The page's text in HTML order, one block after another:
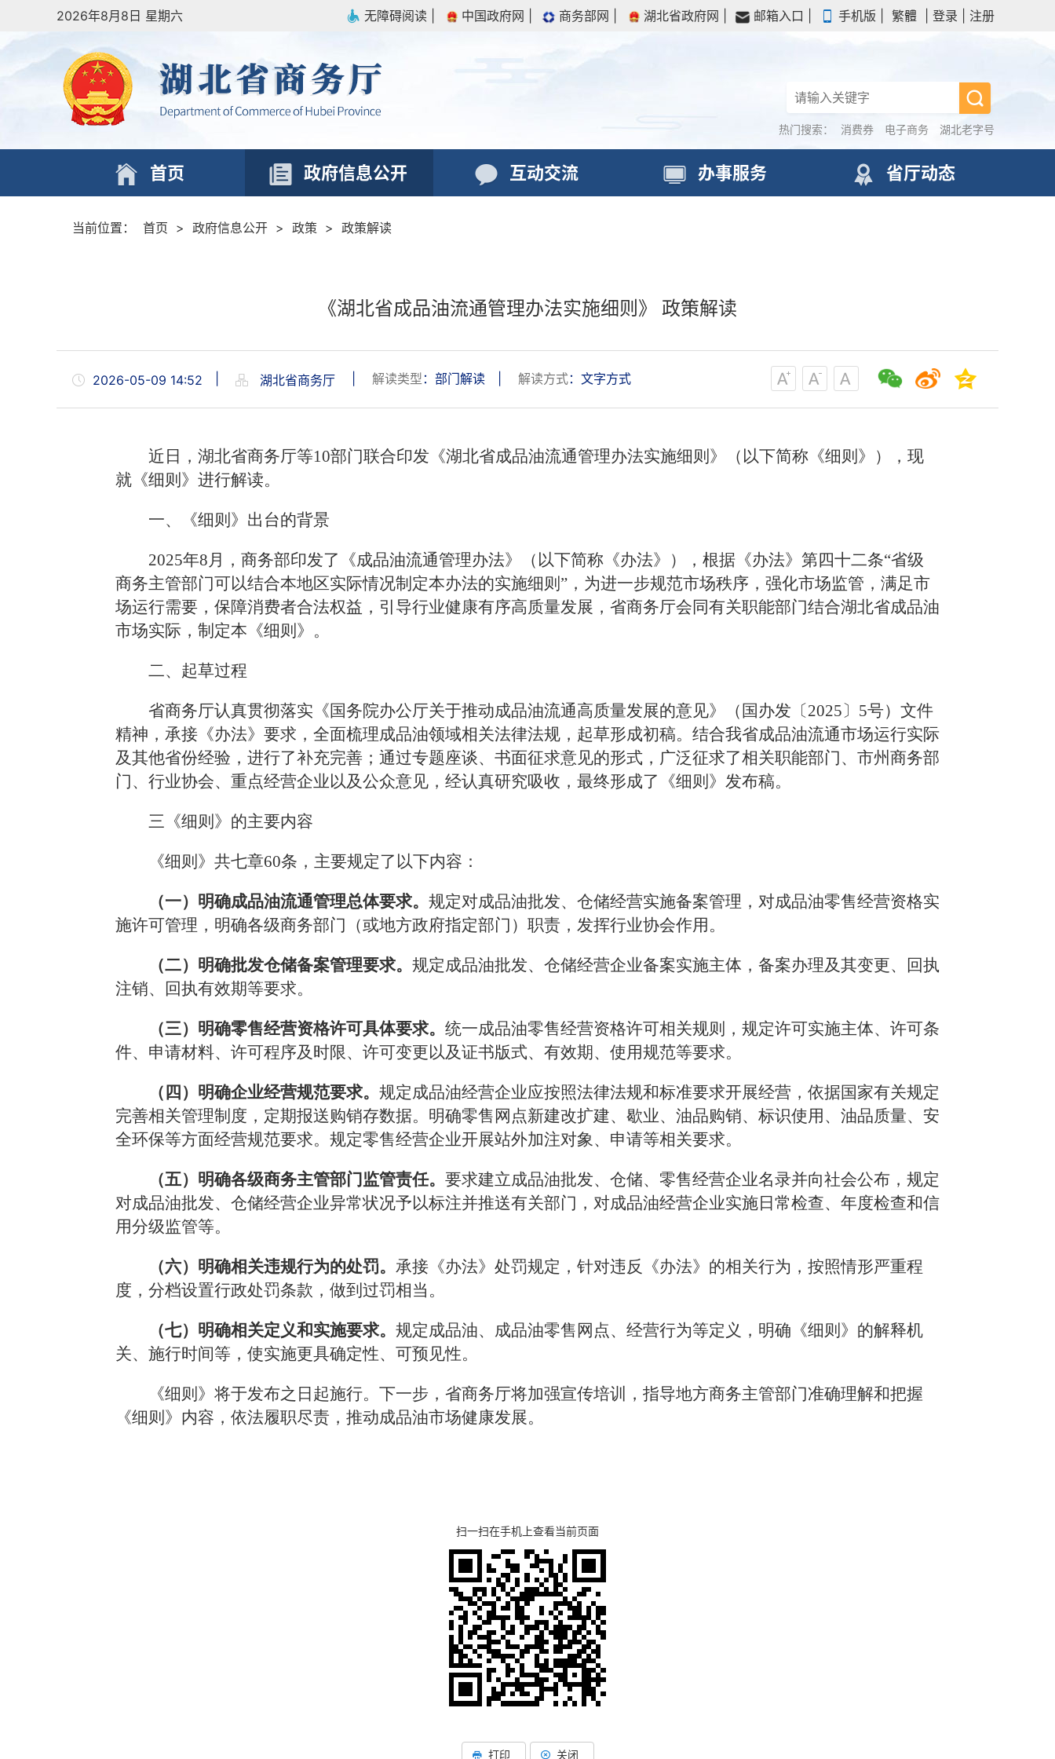
2026年8月8日 星期六 无障碍阅读 中国政府网 商务部网 湖北省政府网 邮箱入口 手机版 繁體 登录 注册
热门搜索： 消费券 电子商务 湖北老字号
首页 政府信息公开 互动交流 办事服务 省厅动态
当前位置： 首页 > 政府信息公开 > 政策 > 政策解读
《湖北省成品油流通管理办法实施细则》 政策解读
2026-05-09 14:52 湖北省商务厅 解读类型 ：部门解读 解读方式：文字方式
近日，湖北省商务厅等10部门联合印发《湖北省成品油流通管理办法实施细则》（以下简称《细则》），现
就《细则》进行解读。
一、《细则》出台的背景
2025年8 月，商务部印发了《成品油流通管理办法》（ 以下简称《办法》），根据《办法》第四十二条“省级
商务主管部门可以结合本地区实际情况制定本办法的实施细则”，为进一步规范市场秩序，强化市场监管，满足市
场运行需要，保障消费者合法权益，引导行业健康有序高质量发展，省商务厅会同有关职能部门结合湖北省成品油
市场实际，制定本《细则》。
二、起草过程
省商务厅认真贯彻落实《国务院办公厅关于推动成品油流通高质量发展的意见》（国办发〔2025〕 5号）文件
精神，承接《办法》要求，全面梳理成品油领域相关法律法规，起草形成初稿。结合我省成品油流通市场运行实际
及其他省份经验，进行了补充完善；通过专题座谈、书面征求意见的形式，广泛征求了相关职能部门、市州商务部
门、行业协会、重点经营企业以及公众意见，经认真研究吸收，最终形成了《细则》发布稿。
三《细则》的主要内容
《细则》共七章60条，主要规定了以下内容：
（一）明确成品油流通管理总体要求。 规定对成品油批发、仓储经营实施备案管理，对成品油零售经营资格实
施许可管理，明确各级商务部门（或地方政府指定部门）职责，发挥行业协会作用。
（二）明确批发仓储备案管理要求。 规定成品油批发、仓储经营企业备案实施主体，备案办理及其变更、回执
注销、回执有效期等要求。
（三）明确零售经营资格许可具体要求。 统一成品油零售经营资格许可相关规则，规定许可实施主体、许可条
件、申请材料、许可程序及时限、许可变更以及证书版式、有效期、使用规范等要求。
（四）明确企业经营规范要求。 规定成品油经营企业应按照法律法规和标准要求开展经营，依据国家有关规定
完善相关管理制度，定期报送购销存数据。明确零售网点新建改扩建、歇业、油品购销、标识使用、油品质量、安
全环保等方面经营规范要求。规定零售经营企业开展站外加注对象、申请等相关要求。
（五）明确各级商务主管部门监管责任。 要求建立成品油批发、仓储、零售经营企业名录并向社会公布，规定
对成品油批发、仓储经营企业异常状况予以标注并推送有关部门，对成品油经营企业实施日常检查、年度检查和信
用分级监管等。
（六）明确相关违规行为的处罚。 承接《办法》处罚规定，针对违反《办法》的相关行为，按照情形严重程
度，分档设置行政处罚条款，做到过罚相当。
（七）明确相关定义和实施要求。 规定成品油、成品油零售网点、经营行为等定义，明确《细则》的解释机
关、施行时间等，使实施更具确定性、可预见性。
《细则》将于发布之日起施行。下一步，省商务厅将加强宣传培训，指导地方商务主管部门准确理解和把握
《细则》内容，依法履职尽责，推动成品油市场健康发展。
扫一扫在手机上查看当前页面
打印 关闭